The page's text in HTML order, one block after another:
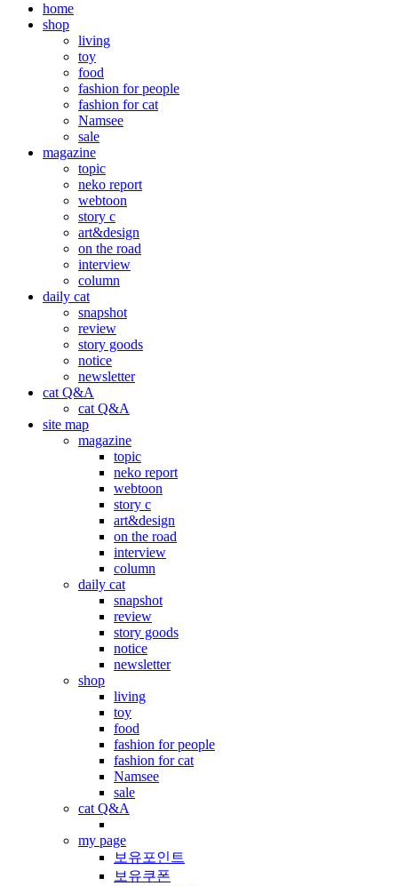
home
shop
living
toy
food
fashion for people
fashion for cat
Namsee
sale
magazine
topic
neko report
webtoon
story c
art&design
on the road
interview
column
daily cat
snapshot
review
story goods
notice
newsletter
cat Q&A
cat Q&A
site map
magazine
topic
neko report
webtoon
story c
art&design
on the road
interview
column
daily cat
snapshot
review
story goods
notice
newsletter
shop
living
toy
food
fashion for people
fashion for cat
Namsee
sale
cat Q&A
my page
보유포인트
보유쿠폰